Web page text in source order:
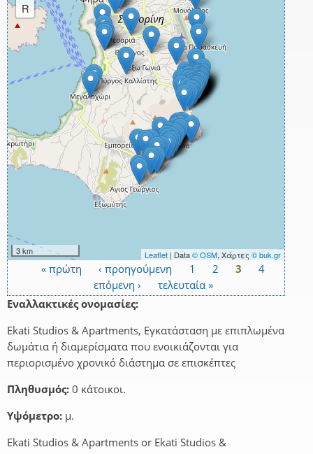
R
3 km Leaflet | Data© OSM, Χάρτες © buk.gr
« πρώτη ‹ προηγούμενη 1 2 3
4
επόμενη ›
τελευταία »
Εναλλακτικές ονομασίες:
Ekati Studios & Apartments, Εγκατάσταση με επιπλωμένα
δωμάτια ή διαμερίσματα που ενοικιάζονται για
περιορισμένο χρονικό διάστημα σε επισκέπτες
Πληθυσμός: 0 κάτοικοι.
Υψόμετρο: μ.
Ekati Studios & Apartments or Ekati Studios &